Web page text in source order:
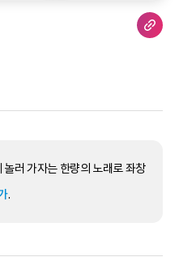
러 가자는 한량의 노래로 좌창
.